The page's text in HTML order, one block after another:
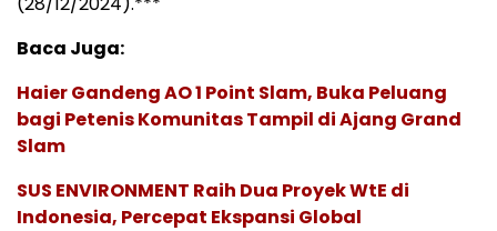
Baca Juga:
Haier Gandeng AO 1 Point Slam, Buka Peluang
bagi Petenis Komunitas Tampil di Ajang Grand
Slam
SUS ENVIRONMENT Raih Dua Proyek WtE di
Indonesia, Percepat Ekspansi Global